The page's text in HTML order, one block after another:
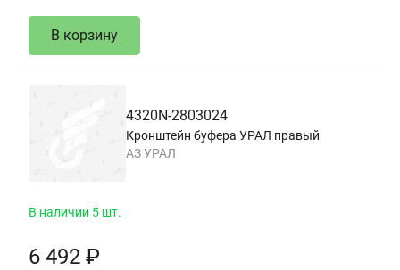
В корзину
4320N-2803024
Кронштейн буфера УРАЛ правый
АЗ УРАЛ
В наличии 5 шт.
6 492 ₽